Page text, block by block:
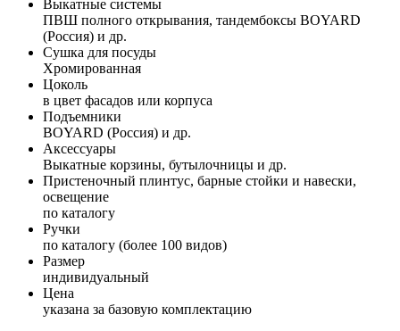
Выкатные системы
ПВШ полного открывания, тандембоксы BOYARD
(Россия) и др.
Сушка для посуды
Хромированная
Цоколь
в цвет фасадов или корпуса
Подъемники
BOYARD (Россия) и др.
Аксессуары
Выкатные корзины, бутылочницы и др.
Пристеночный плинтус, барные стойки и навески,
освещение
по каталогу
Ручки
по каталогу (более 100 видов)
Размер
индивидуальный
Цена
указана за базовую комплектацию